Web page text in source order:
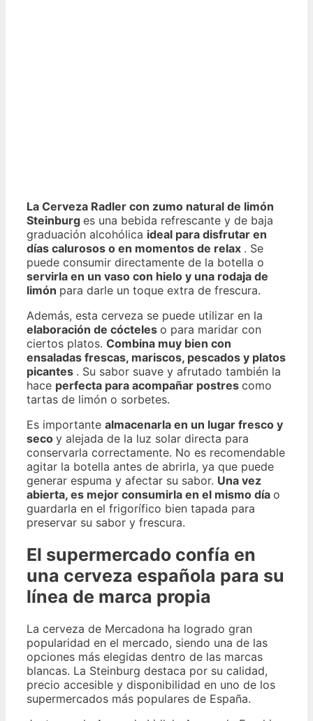
La Cerveza Radler con zumo natural de limón
Steinburg es una bebida refrescante y de baja
graduación alcohólica ideal para disfrutar en
días calurosos o en momentos de relax . Se
puede consumir directamente de la botella o
servirla en un vaso con hielo y una rodaja de
limón para darle un toque extra de frescura.
Además, esta cerveza se puede utilizar en la
elaboración de cócteles o para maridar con
ciertos platos. Combina muy bien con
ensaladas frescas, mariscos, pescados y platos
picantes . Su sabor suave y afrutado también la
hace perfecta para acompañar postres como
tartas de limón o sorbetes.
Es importante almacenarla en un lugar fresco y
seco y alejada de la luz solar directa para
conservarla correctamente. No es recomendable
agitar la botella antes de abrirla, ya que puede
generar espuma y afectar su sabor. Una vez
abierta, es mejor consumirla en el mismo día o
guardarla en el frigorífico bien tapada para
preservar su sabor y frescura.
El supermercado confía en
una cerveza española para su
línea de marca propia
La cerveza de Mercadona ha logrado gran
popularidad en el mercado, siendo una de las
opciones más elegidas dentro de las marcas
blancas. La Steinburg destaca por su calidad,
precio accesible y disponibilidad en uno de los
supermercados más populares de España.